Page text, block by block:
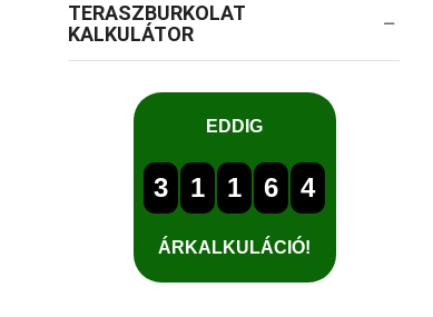
TERASZBURKOLAT
KALKULÁTOR